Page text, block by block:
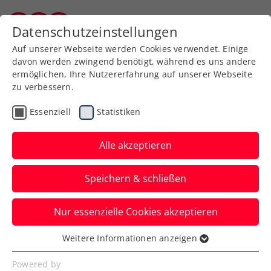
Zurück zur Newsübersicht
Ausbildung
BTV-Platzwart-Seminar
Der Burgenländische Tennisverband
veranstaltet am Samstag, 15. März 2025
einen Platzwartkurs.
Verfasst von: Claudia Schlögl-Wandl, 04.03.2025
Datenschutzeinstellungen
Auf unserer Webseite werden Cookies verwendet. Einige
davon werden zwingend benötigt, während es uns andere
ermöglichen, Ihre Nutzererfahrung auf unserer Webseite
zu verbessern.
Essenziell Statistiken
Alle akzeptieren
Speichern & schließen
Nur essenzielle Cookies akzeptieren
Essenziell
Essenzielle Cookies werden für grundlegende
Weitere Informationen anzeigen
Powered by